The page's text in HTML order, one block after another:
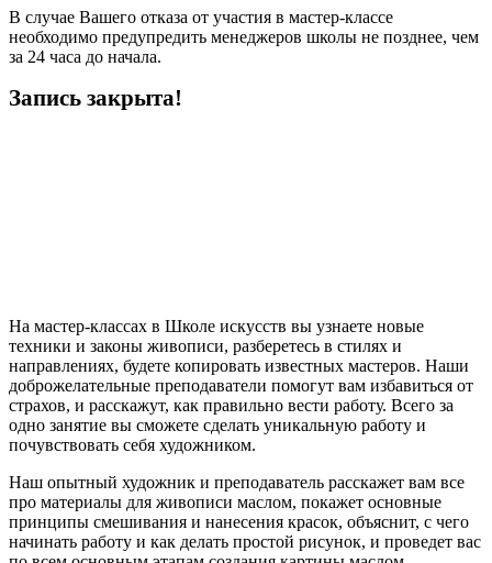
В случае Вашего отказа от участия в мастер-классе
необходимо предупредить менеджеров школы не позднее, чем
за 24 часа до начала.
Запись закрыта!
На мастер-классах в Школе искусств вы узнаете новые
техники и законы живописи, разберетесь в стилях и
направлениях, будете копировать известных мастеров. Наши
доброжелательные преподаватели помогут вам избавиться от
страхов, и расскажут, как правильно вести работу. Всего за
одно занятие вы сможете сделать уникальную работу и
почувствовать себя художником.
Наш опытный художник и преподаватель расскажет вам все
про материалы для живописи маслом, покажет основные
принципы смешивания и нанесения красок, объяснит, с чего
начинать работу и как делать простой рисунок, и проведет вас